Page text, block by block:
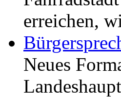
erreichen,
Neues